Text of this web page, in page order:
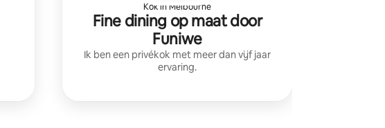
Kok in Melbourne
Fine dining op maat door
Funiwe
Ik ben een privékok met meer dan vijf jaar
ervaring.